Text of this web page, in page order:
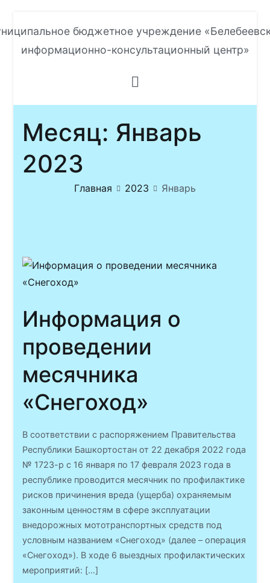
к
содержимому
бюджетное учреждение
информационно-консультационный центр»
Месяц: Январь
2023
Главная 2023 Январь
Информация о
проведении
месячника
«Снегоход»
В соответствии с распоряжением Правительства
Республики Башкортостан от 22 декабря 2022 года
№ 1723-р с 16 января по 17 февраля 2023 года в
республике проводится месячник по профилактике
рисков причинения вреда (ущерба) охраняемым
законным ценностям в сфере эксплуатации
внедорожных мототранспортных средств под
условным названием «Снегоход» (далее – операция
«Снегоход»). В ходе 6 выездных профилактических
мероприятий: […]